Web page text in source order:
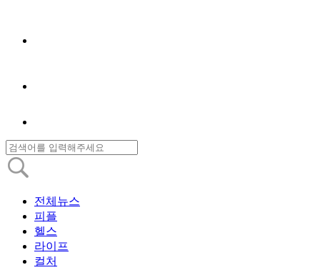
전체뉴스
피플
헬스
라이프
컬처